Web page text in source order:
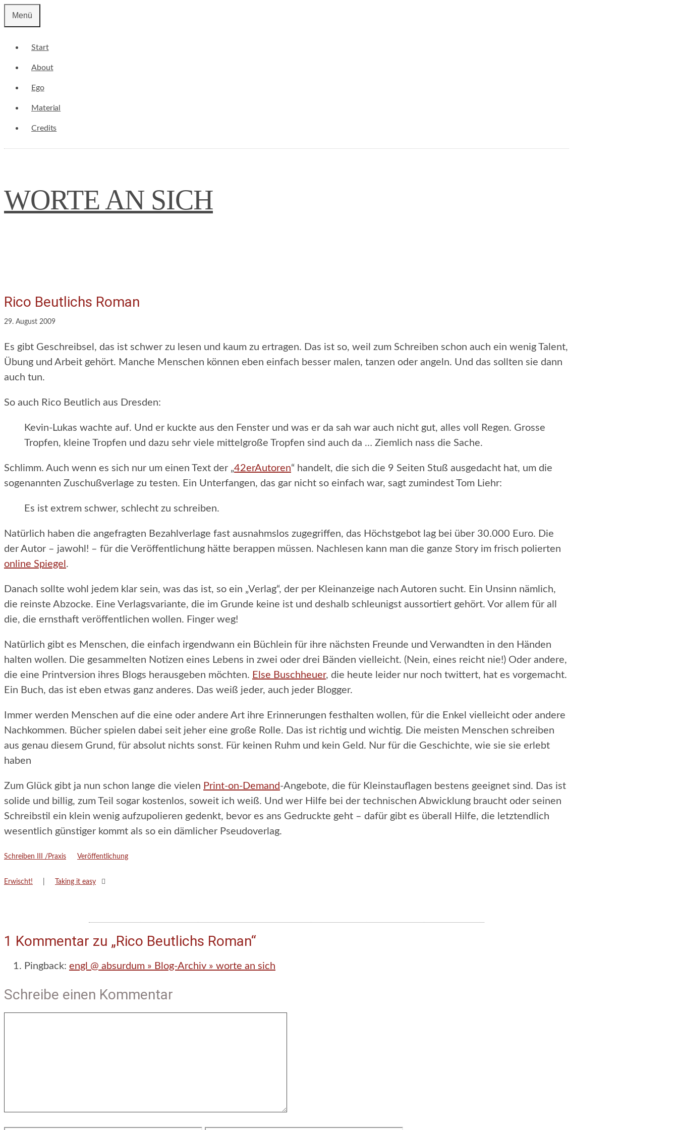
Zum
Inhalt
Menü
Start
About
Ego
Material
Credits
WORTE AN SICH
Rico Beutlichs Roman
29. August 2009
Es gibt Geschreibsel, das ist schwer zu lesen und kaum zu ertragen. Das ist so, weil zum Schreiben schon auch ein wenig Talent,
Übung und Arbeit gehört. Manche Menschen können eben einfach besser malen, tanzen oder angeln. Und das sollten sie dann
auch tun.
So auch Rico Beutlich aus Dresden:
Kevin-Lukas wachte auf. Und er kuckte aus den Fenster und was er da sah war auch nicht gut, alles voll Regen. Grosse
Tropfen, kleine Tropfen und dazu sehr viele mittelgroße Tropfen sind auch da … Ziemlich nass die Sache.
Schlimm. Auch wenn es sich nur um einen Text der „42erAutoren“ handelt, die sich die 9 Seiten Stuß ausgedacht hat, um die
sogenannten Zuschußverlage zu testen. Ein Unterfangen, das gar nicht so einfach war, sagt zumindest Tom Liehr:
Es ist extrem schwer, schlecht zu schreiben.
Natürlich haben die angefragten Bezahlverlage fast ausnahmslos zugegriffen, das Höchstgebot lag bei über 30.000 Euro. Die
der Autor – jawohl! – für die Veröffentlichung hätte berappen müssen. Nachlesen kann man die ganze Story im frisch polierten
online Spiegel .
Danach sollte wohl jedem klar sein, was das ist, so ein „Verlag“, der per Kleinanzeige nach Autoren sucht. Ein Unsinn nämlich,
die reinste Abzocke. Eine Verlagsvariante, die im Grunde keine ist und deshalb schleunigst aussortiert gehört. Vor allem für all
die, die ernsthaft veröffentlichen wollen. Finger weg!
Natürlich gibt es Menschen, die einfach irgendwann ein Büchlein für ihre nächsten Freunde und Verwandten in den Händen
halten wollen. Die gesammelten Notizen eines Lebens in zwei oder drei Bänden vielleicht. (Nein, eines reicht nie!) Oder andere,
die eine Printversion ihres Blogs herausgeben möchten. Else Buschheuer, die heute leider nur noch twittert, hat es vorgemacht.
Ein Buch, das ist eben etwas ganz anderes. Das weiß jeder, auch jeder Blogger.
Immer werden Menschen auf die eine oder andere Art ihre Erinnerungen festhalten wollen, für die Enkel vielleicht oder andere
Nachkommen. Bücher spielen dabei seit jeher eine große Rolle. Das ist richtig und wichtig. Die meisten Menschen schreiben
aus genau diesem Grund, für absolut nichts sonst. Für keinen Ruhm und kein Geld. Nur für die Geschichte, wie sie sie erlebt
haben
Zum Glück gibt ja nun schon lange die vielen Print-on-Demand-Angebote, die für Kleinstauflagen bestens geeignet sind. Das ist
solide und billig, zum Teil sogar kostenlos, soweit ich weiß. Und wer Hilfe bei der technischen Abwicklung braucht oder seinen
Schreibstil ein klein wenig aufzupolieren gedenkt, bevor es ans Gedruckte geht – dafür gibt es überall Hilfe, die letztendlich
wesentlich günstiger kommt als so ein dämlicher Pseudoverlag.
Kategorien
Schreiben III /Praxis Schlagwörter
Veröffentlichung
Erwischt! Taking it easy
1 Kommentar zu „Rico Beutlichs Roman“
Pingback: engl @ absurdum » Blog-Archiv » worte an sich
Schreibe einen Kommentar